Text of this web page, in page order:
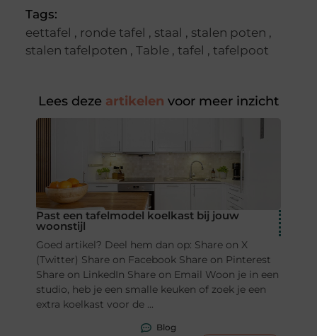
Tags:
eettafel , ronde tafel , staal , stalen poten ,
stalen tafelpoten , Table , tafel , tafelpoot
Lees deze artikelen voor meer inzicht
Past een tafelmodel koelkast bij jouw
woonstijl
Goed artikel? Deel hem dan op: Share on X
(Twitter) Share on Facebook Share on Pinterest
Share on LinkedIn Share on Email Woon je in een
studio, heb je een smalle keuken of zoek je een
extra koelkast voor de ...
Blog